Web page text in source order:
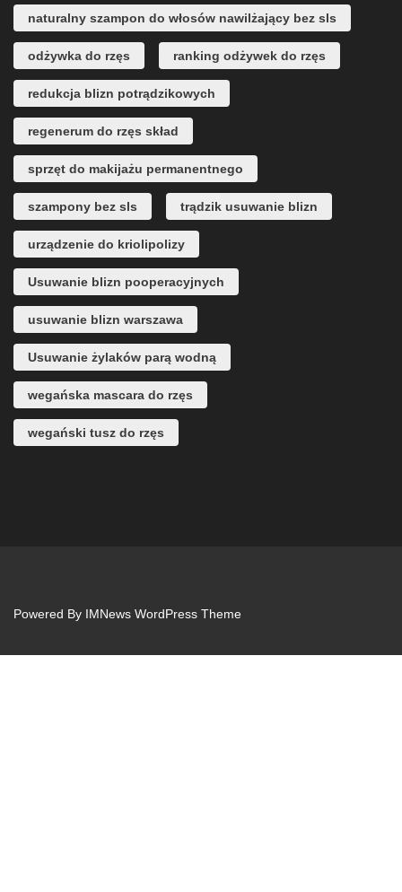
naturalny szampon do włosów nawilżający bez sls
odżywka do rzęs ranking odżywek do rzęs
redukcja blizn potrądzikowych
regenerum do rzęs skład
sprzęt do makijażu permanentnego
szampony bez sls trądzik usuwanie blizn
urządzenie do kriolipolizy
Usuwanie blizn pooperacyjnych
usuwanie blizn warszawa
Usuwanie żylaków parą wodną
wegańska mascara do rzęs
wegański tusz do rzęs
Powered By IMNews WordPress Theme